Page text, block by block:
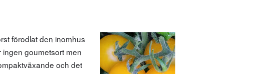
förodlat den inomhus
ingen goumetsort men
och det